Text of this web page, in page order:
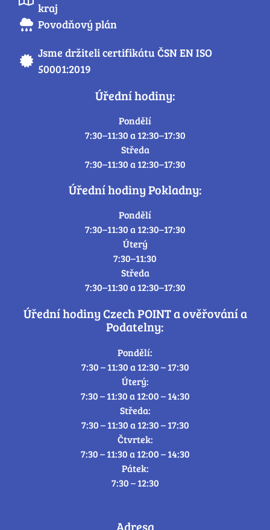
kraj
Povodňový plán
Jsme držiteli certifikátu ČSN EN ISO
50001:2019
Úřední hodiny:
Pondělí
7:30–11:30 a 12:30–17:30
Středa
7:30–11:30 a 12:30–17:30
Úřední hodiny Pokladny:
Pondělí
7:30–11:30 a 12:30–17:30
Úterý
7:30–11:30
Středa
7:30–11:30 a 12:30–17:30
Úřední hodiny Czech POINT a ověřování a
Podatelny:
Pondělí:
7:30 – 11:30 a 12:30 – 17:30
Úterý:
7:30 – 11:30 a 12:00 – 14:30
Středa:
7:30 – 11:30 a 12:30 – 17:30
Čtvrtek:
7:30 – 11:30 a 12:00 – 14:30
Pátek:
7:30 – 12:30
Adresa